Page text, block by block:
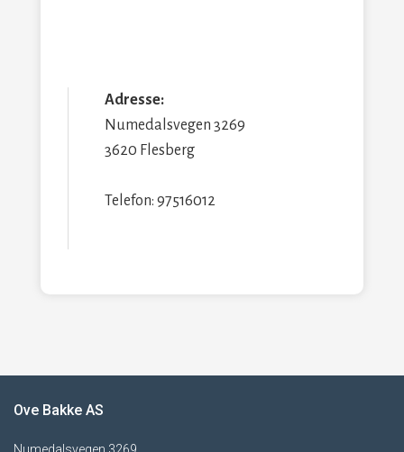
Adresse:
Numedalsvegen 3269
3620 Flesberg
Telefon: 97516012
Ove Bakke AS